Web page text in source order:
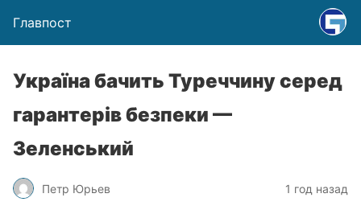
Главпост
Україна бачить Туреччину серед
гарантерів безпеки —
Зеленський
Петр Юрьев 1 год назад